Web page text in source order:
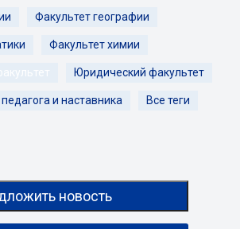
Факультет географии
Факультет химии
Юридический факультет
педагога и наставника Все теги
новость